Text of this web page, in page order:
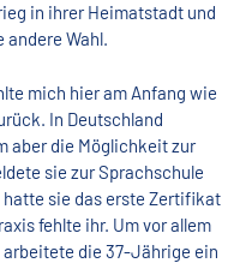
in ihrer Heimatstadt und
andere Wahl.
mich hier am Anfang wie
In Deutschland
aber die Möglichkeit zur
sie zur Sprachschule
sie das erste Zertifikat
fehlte ihr. Um vor allem
die 37-Jährige ein